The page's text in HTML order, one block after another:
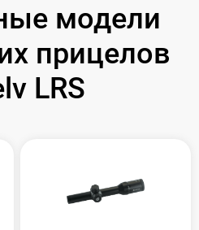
модели
прицелов
LRS